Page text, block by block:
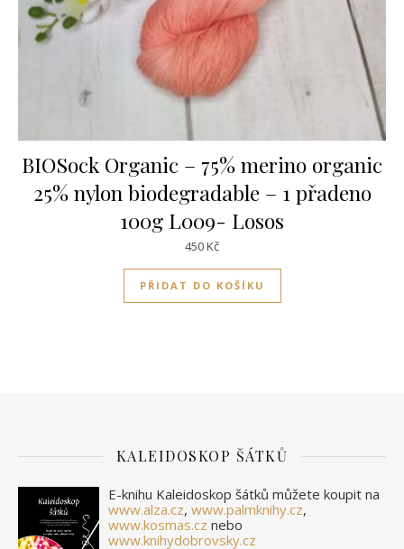
BIOSock Organic – 75% merino organic
25% nylon biodegradable – 1 přadeno
100g L009- Losos
450Kč
PŘIDAT DO KOŠÍKU
KALEIDOSKOP ŠÁTKŮ
E-knihu Kaleidoskop šátků můžete koupit na
www.alza.cz, www.palmknihy.cz,
www.kosmas.cz nebo
www.knihydobrovsky.cz